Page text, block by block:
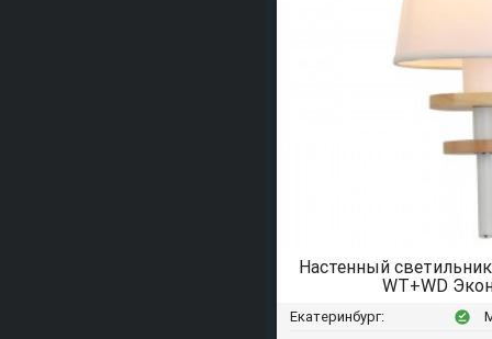
Настенный
WT+WD
Екатеринбург: offline_pin